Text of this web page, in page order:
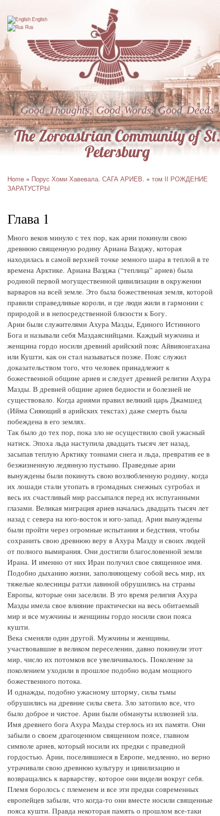
Skip
to
main
content
The Zoroastrian Community of St.
Petersburg
Good Thoughts, Good Words, Good Deeds
English
Rus
Breadcrumb
Home Порус Хоми Хавевала. САГА АРИЕВ.
том II РОЖДЕНИЕ
ЗАРАТУСТРЫ
Глава 1
Много веков минуло с тех пор, как арии покинули свою
древнюю священную родину Ариана Ваэджу, которая
находилась в самой верхней точке земного шара в теплой в те
времена Арктике. Ариана Ваэджа (“теплица” ариев) была
родиной первой могущественной цивилизации в окружении
варваров на всей земле. Это была божественная земля, которой
правили справедливые короли, и где люди жили в гармонии с
природой и в непосредственной близости к Богу.
Арии были служителями Ахура Мазды, Единого Истинного
Бога и называли себя Маздаяснийцами. Каждый мужчина и
женщина гордо носили древний арийский пояс Айвияонгахана
или Кушти, как он стал называться позже. Пояс служил
доказательством того, что человек принадлежит к
божественной общине ариев и следует древней религии Ахура
Мазды. В древней общине ариев бедности и болезней не
существовало. Когда ариями правил великий царь Джамшед
(Ийма Сияющий в арийских текстах) даже смерть была
побеждена в его землях.
Так было до тех пор, пока зло не осуществило свой ужасный
натиск. Эпоха льда наступила двадцать тысяч лет назад,
засыпав теплую Арктику тоннами снега и льда, превратив ее в
безжизненную ледянную пустыню. Праведные арии
вынуждены были покинуть свою возлюбленную родину, когда
их лошади стали утопать в громадных снежных сугробах и
весь их счастливый мир рассыпался перед их испуганными
глазами. Великая миграция ариев началась двадцать тысяч лет
назад с севера на юго-восток и юго-запад. Арии вынуждены
были пройти через огромные испытания и бедствия, чтобы
сохранить свою древнюю веру в Ахура Мазду и своих людей
от полного вымирания. Они достигли благословенной земли
Ирана. И именно от них Иран получил свое священное имя.
Подобно дыханию жизни, заполняющему собой весь мир, их
тяжелые колесницы ратхи лавиной обрушились на страны
Европы, которые они заселили. В это время религия Ахура
Мазды имела свое влияние практически на весь обитаемый
мир и все мужчины и женщины гордо носили свои пояса
кушти.
Века сменяли один другой. Мужчины и женщины,
участвовавшие в великом переселении, давно покинули этот
мир, число их потомков все увеличивалось. Поколение за
поколением уходили в прошлое подобно водам мощного
божественного потока.
И однажды, подобно ужасному шторму, силы тьмы
обрушились на древние силы света. Зло затопило все, что
было доброе и чистое. Арии были обмануты иллюзией зла.
Имя древнего бога Ахура Мазды стерлось из их памяти. Они
забыли о своем драгоценном священном поясе, главном
символе ариев, который носили их предки с праведной
гордостью. Арии, поселившиеся в Европе, медленно, но верно
утрачивали свою древнюю культуру и цивилизацию и
возвращались к варварству, которое они видели вокруг себя.
Племя боролось с племенем и все эти предки современных
европейцев забыли, что когда-то они вместе носили священные
пояса кушти. Правда некоторая память о прошлом все-таки